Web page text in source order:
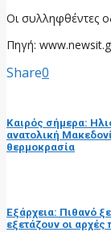
Οι συλληφθέντες
Πηγή:
Share0
Καιρός σήμερα:
ανατολική
θερμοκρασία
Εξάρχεια: Πιθανό
εξετάζουν οι